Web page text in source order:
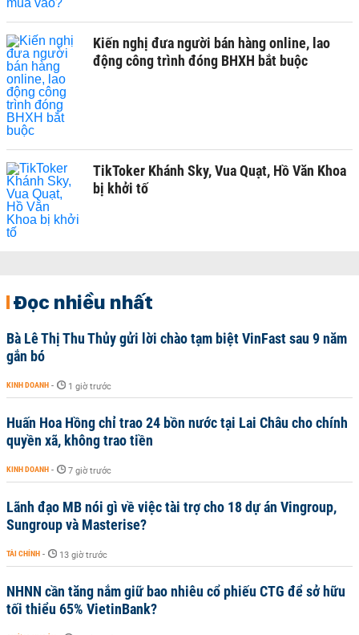
Kiến nghị đưa người bán hàng online, lao
động công trình đóng BHXH bắt buộc
TikToker Khánh Sky, Vua Quạt, Hồ Văn Khoa
bị khởi tố
Đọc nhiều nhất
Bà Lê Thị Thu Thủy gửi lời chào tạm biệt VinFast sau 9 năm
gắn bó
KINH DOANH - 1 giờ trước
Huấn Hoa Hồng chỉ trao 24 bồn nước tại Lai Châu cho chính
quyền xã, không trao tiền
KINH DOANH - 7 giờ trước
Lãnh đạo MB nói gì về việc tài trợ cho 18 dự án Vingroup,
Sungroup và Masterise?
TÀI CHÍNH - 13 giờ trước
NHNN cần tăng nắm giữ bao nhiêu cổ phiếu CTG để sở hữu
tối thiểu 65% VietinBank?